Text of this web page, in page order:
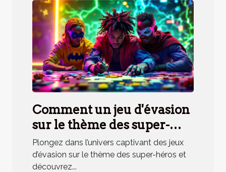
Comment un jeu d'évasion
sur le thème des super-
héros renforce la cohésion
d'équipe ?
Plongez dans l’univers captivant des jeux
d’évasion sur le thème des super-héros et
découvrez...